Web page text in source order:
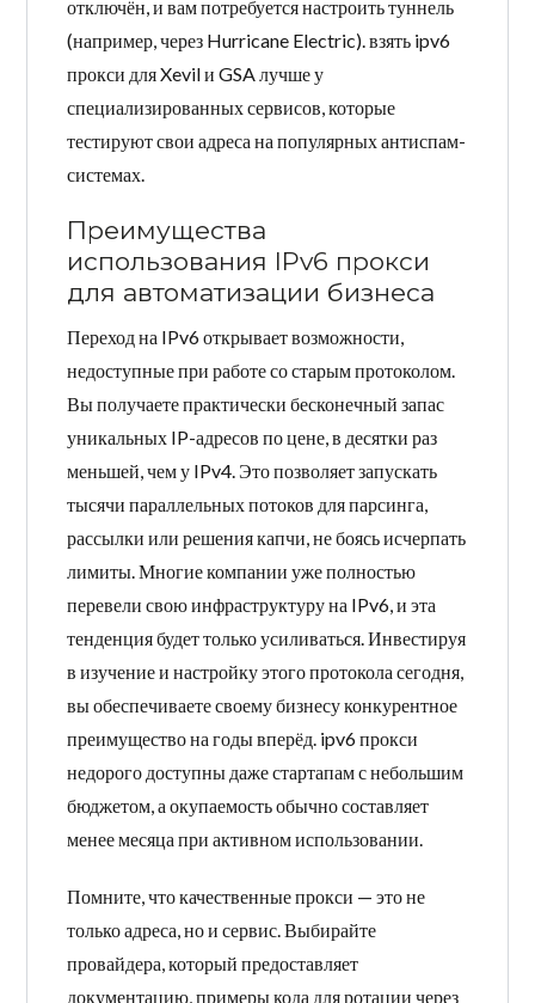
отключён, и вам потребуется настроить туннель
(например, через Hurricane Electric). взять ipv6
прокси для Xevil и GSA лучше у
специализированных сервисов, которые
тестируют свои адреса на популярных антиспам-
системах.
Преимущества
использования IPv6 прокси
для автоматизации бизнеса
Переход на IPv6 открывает возможности,
недоступные при работе со старым протоколом.
Вы получаете практически бесконечный запас
уникальных IP-адресов по цене, в десятки раз
меньшей, чем у IPv4. Это позволяет запускать
тысячи параллельных потоков для парсинга,
рассылки или решения капчи, не боясь исчерпать
лимиты. Многие компании уже полностью
перевели свою инфраструктуру на IPv6, и эта
тенденция будет только усиливаться. Инвестируя
в изучение и настройку этого протокола сегодня,
вы обеспечиваете своему бизнесу конкурентное
преимущество на годы вперёд. ipv6 прокси
недорого доступны даже стартапам с небольшим
бюджетом, а окупаемость обычно составляет
менее месяца при активном использовании.
Помните, что качественные прокси — это не
только адреса, но и сервис. Выбирайте
провайдера, который предоставляет
документацию, примеры кода для ротации через